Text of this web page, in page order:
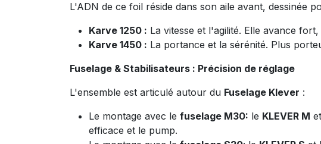
L'ADN de ce foil réside dans son aile avant, dessinée
Karve 1250 : La vitesse et l'agilité. Elle avance
Karve 1450 : La portance et la sérénité. Plus
Fuselage & Stabilisateurs : Précision de réglage
L'ensemble est articulé autour du Fuselage Klever :
Le montage avec le fuselage M30: le KLEVER M
efficace et le pump.